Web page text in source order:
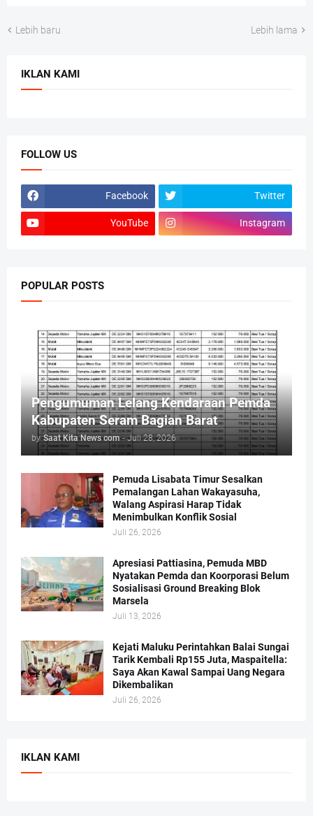
Lebih baru Lebih lama
IKLAN KAMI
FOLLOW US
Facebook Twitter
YouTube Instagram
POPULAR POSTS
Pengumuman Lelang Kendaraan Pemda
Kabupaten Seram Bagian Barat
by Saat Kita News com - Juli 28, 2026
Pemuda Lisabata Timur Sesalkan
Pemalangan Lahan Wakayasuha,
Walang Aspirasi Harap Tidak
Menimbulkan Konflik Sosial
Juli 26, 2026
Apresiasi Pattiasina, Pemuda MBD
Nyatakan Pemda dan Koorporasi Belum
Sosialisasi Ground Breaking Blok
Marsela
Juli 13, 2026
Kejati Maluku Perintahkan Balai Sungai
Tarik Kembali Rp155 Juta, Maspaitella:
Saya Akan Kawal Sampai Uang Negara
Dikembalikan
Juli 26, 2026
IKLAN KAMI